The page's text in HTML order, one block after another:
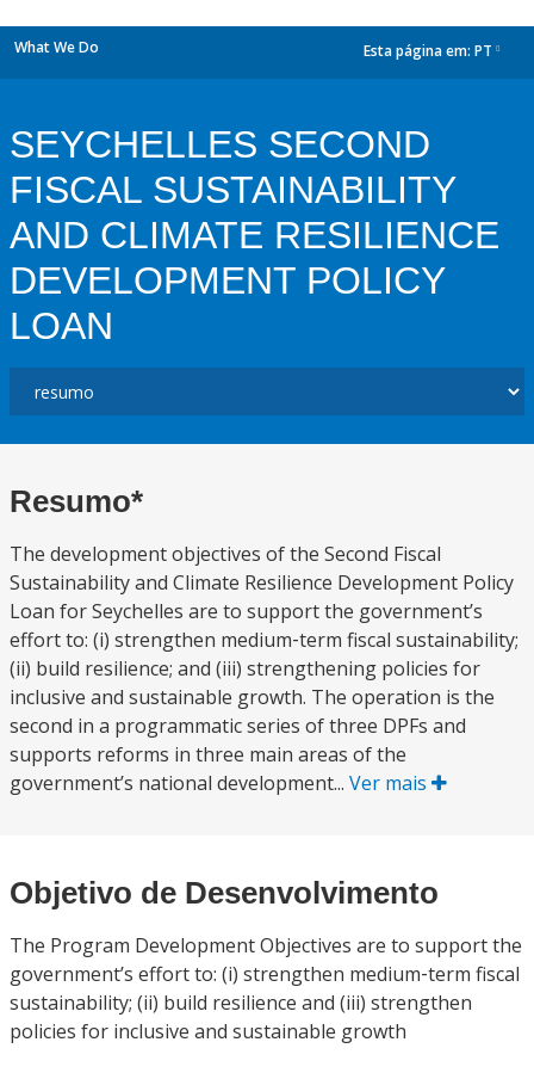
What We Do Esta página em: PT
SEYCHELLES SECOND
FISCAL SUSTAINABILITY
AND CLIMATE RESILIENCE
DEVELOPMENT POLICY
LOAN
Resumo*
The development objectives of the Second Fiscal
Sustainability and Climate Resilience Development Policy
Loan for Seychelles are to support the government’s
effort to: (i) strengthen medium‐term fiscal sustainability;
(ii) build resilience; and (iii) strengthening policies for
inclusive and sustainable growth. The operation is the
second in a programmatic series of three DPFs and
supports reforms in three main areas of the
government’s national development... Ver mais
Objetivo de Desenvolvimento
The Program Development Objectives are to support the
government’s effort to: (i) strengthen medium‐term fiscal
sustainability; (ii) build resilience and (iii) strengthen
policies for inclusive and sustainable growth